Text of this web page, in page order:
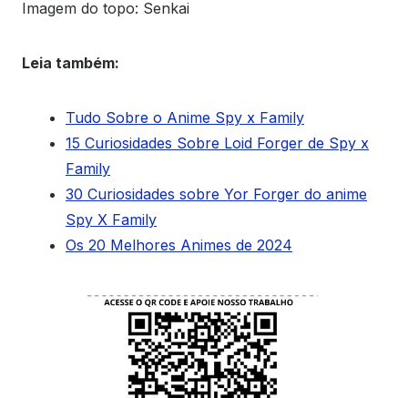
Imagem do topo: Senkai
Leia também:
Tudo Sobre o Anime Spy x Family
15 Curiosidades Sobre Loid Forger de Spy x
Family
30 Curiosidades sobre Yor Forger do anime
Spy X Family
Os 20 Melhores Animes de 2024